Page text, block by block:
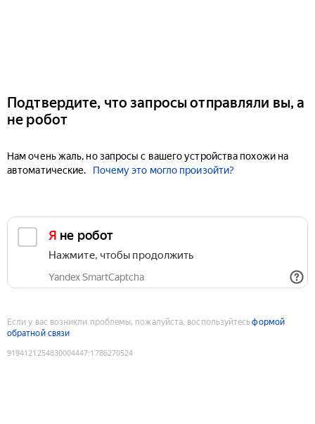
Подтвердите, что запросы отправляли вы, а
не робот
Нам очень жаль, но запросы с вашего устройства похожи на
автоматические.
Почему это могло произойти?
Я не робот
Нажмите, чтобы продолжить
Yandex SmartCaptcha
Если у вас возникли проблемы, пожалуйста, воспользуйтесьформой
обратной связи
9194121254830004447:1786270524